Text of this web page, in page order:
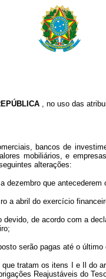
, no uso das
bancos de
mobiliários, e
alterações:
a dezembro que
abril do exercício
de acordo com a
serão pagas até o último
tratam os itens I e Il do
Reajustáveis do